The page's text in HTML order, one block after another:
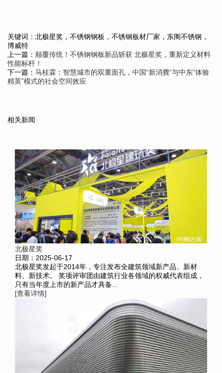
关键词：北极星奖，不锈钢钢板，不锈钢板材厂家，东阁不锈钢，
博威特
上一篇： 颠覆传统！不锈钢钢板新品斩获 北极星奖，重新定义材料
性能标杆！
下一篇： 马桂霖：智慧城市的双重面孔，中国“新消費”与中东“体验
精英”模式的社会空间效应
相关新闻
北极星奖
日期：2025-06-17
北极星奖发起于2014年，专注发布全建筑领域新产品、新材
料、新技术。 奖项评审团由建筑行业各领域的权威代表组成，
只有当年度上市的新产品才具备...
[查看详情]